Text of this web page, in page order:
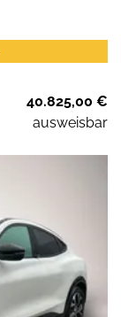
40.825,00 €
ausweisbar